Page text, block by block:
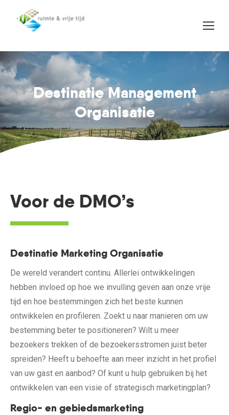
Destinatie Management
Organisatie
Je bent hier:
Voor de DMO’s
Destinatie Marketing Organisatie
De wereld verandert continu. Allerlei ontwikkelingen
hebben invloed op hoe we invulling geven aan onze vrije
tijd en hoe bestemmingen zich het beste kunnen
ontwikkelen en profileren. Zoekt u naar manieren om uw
bestemming beter te positioneren? Wilt u meer
bezoekers trekken of de bezoekersstromen juist beter
spreiden? Heeft u behoefte aan meer inzicht in het profiel
van uw gast en aanbod? Of kunt u hulp gebruiken bij het
ontwikkelen van een visie of strategisch marketingplan?
Regio- en gebiedsmarketing